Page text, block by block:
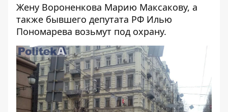
Жену Вороненкова Марию Максакову, а
также бывшего депутата РФ Илью
Пономарева возьмут под охрану.